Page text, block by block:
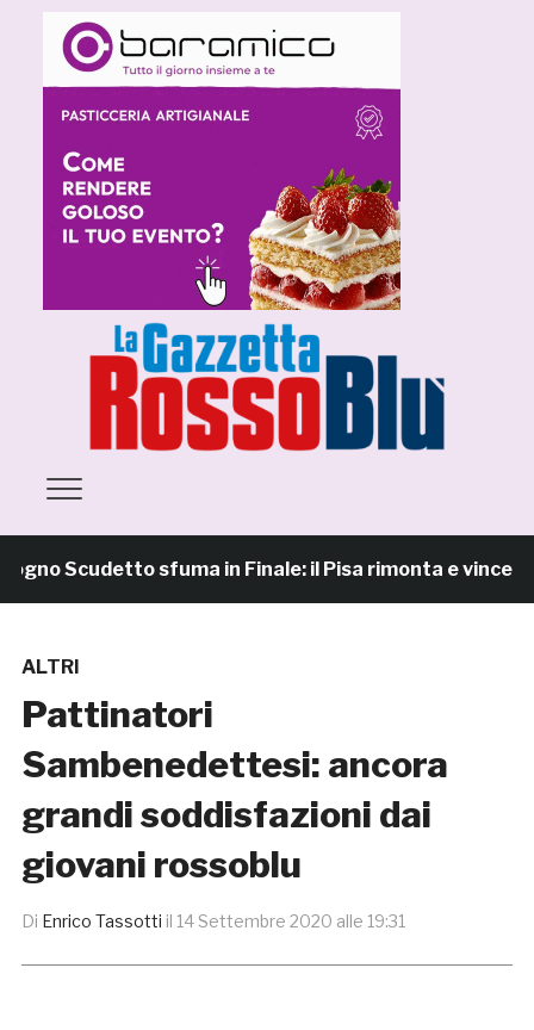
Scudetto sfuma in Finale: il Pisa rimonta e vince 7-4
ALTRI
Pattinatori
Sambenedettesi: ancora
grandi soddisfazioni dai
giovani rossoblu
Di Enrico Tassotti il 14 Settembre 2020 alle 19:31